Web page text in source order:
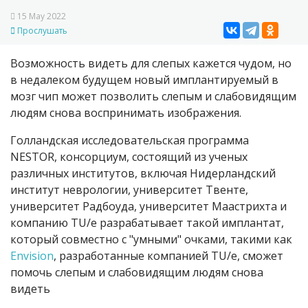
15 May 2022
Прослушать
Возможность видеть для слепых кажется чудом, но
в недалеком будущем новый имплантируемый в
мозг чип может позволить слепым и слабовидящим
людям снова воспринимать изображения.
Голландская исследовательская программа
NESTOR, консорциум, состоящий из ученых
различных институтов, включая Нидерландский
институт неврологии, университет Твенте,
университет Радбоуда, университет Маастрихта и
компанию TU/e разрабатывает такой имплантат,
который совместно с "умными" очками, такими как
Envision, разработанные компанией TU/e, сможет
помочь слепым и слабовидящим людям снова
видеть